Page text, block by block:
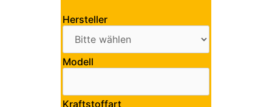
Hersteller
Modell
Kraftstoffart